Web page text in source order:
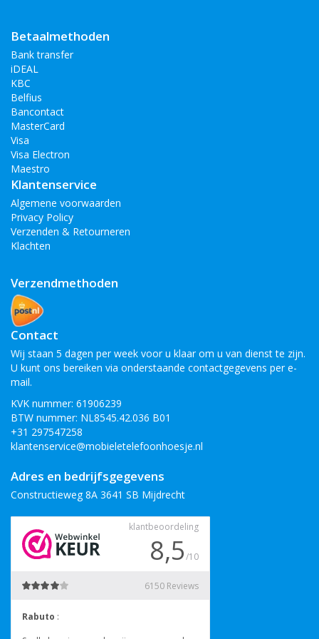
OnePlus 8
OnePlus 8 Pro
Betaalmethoden
Bank transfer
iDEAL
KBC
Belfius
Bancontact
MasterCard
Visa
Visa Electron
Maestro
Klantenservice
Algemene voorwaarden
Privacy Policy
Verzenden & Retourneren
Klachten
Verzendmethoden
Contact
Wij staan 5 dagen per week voor u klaar om u van dienst te zijn.
U kunt ons bereiken via onderstaande contactgegevens per e-
mail.
KVK nummer: 61906239
BTW nummer: NL8545.42.036 B01
+31 297547258
klantenservice@mobieletelefoonhoesje.nl
Adres en bedrijfsgegevens
Constructieweg 8A 3641 SB Mijdrecht